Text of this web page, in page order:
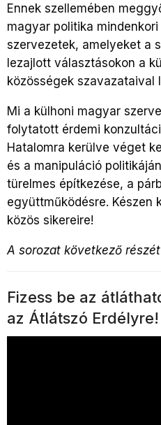
Ennek szellemében
magyar politika
szervezetek, amelyeket a
lezajlott választásokon a
közösségek szavazataival
Mi a külhoni magyar
folytatott érdemi
Hatalomra kerülve véget
és a manipuláció
türelmes építkezése, a
együttműködésre. Készen
közös sikereire!
A sorozat következő részét
Fizess be az
az Átlátszó Erdélyre!